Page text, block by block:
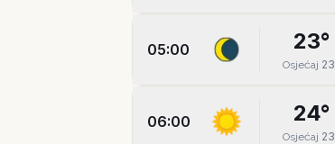
05:00 23°
Osjećaj 23
06:00 24°
Osjećaj 23